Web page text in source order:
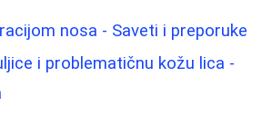
nosa - Saveti i preporuke
i problematičnu kožu lica -